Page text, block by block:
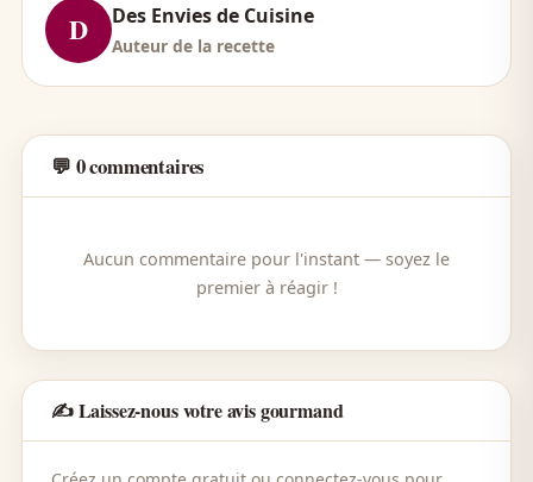
D Des Envies de Cuisine
Auteur de la recette
💬 0 commentaires
Aucun commentaire pour l'instant — soyez le
premier à réagir !
✍️ Laissez-nous votre avis gourmand